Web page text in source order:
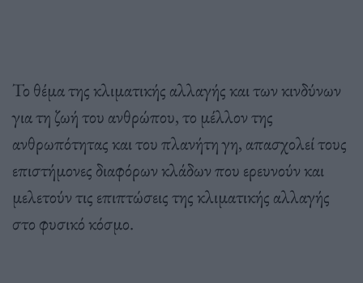
Το θέμα της κλιματικής αλλαγής και των κινδύνων
για τη ζωή του ανθρώπου, το μέλλον της
ανθρωπότητας και του πλανήτη γη, απασχολεί τους
επιστήμονες διαφόρων κλάδων που ερευνούν και
μελετούν τις επιπτώσεις της κλιματικής αλλαγής
στο φυσικό κόσμο.